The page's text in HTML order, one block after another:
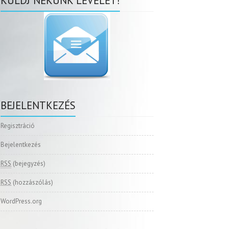
BEJELENTKEZÉS
Regisztráció
Bejelentkezés
RSS (bejegyzés)
RSS (hozzászólás)
WordPress.org